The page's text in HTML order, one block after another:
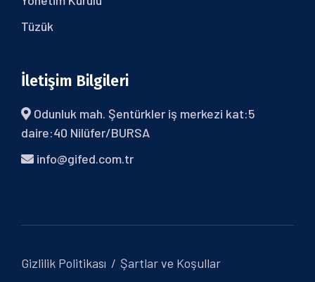
Tüzük
İletişim Bilgileri
Odunluk mah. Şentürkler iş merkezi kat:5
daire:40 Nilüfer/BURSA
info@gifed.com.tr
Gizlilik Politikası Şartlar ve Koşullar